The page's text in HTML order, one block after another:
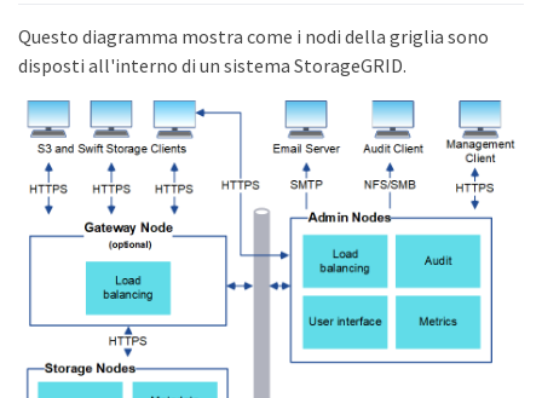
Questo diagramma mostra come i nodi della griglia sono
disposti all'interno di un sistema StorageGRID.